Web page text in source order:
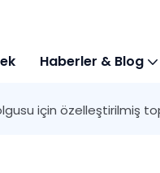
Haberler & Blog
için özelleştirilmiş